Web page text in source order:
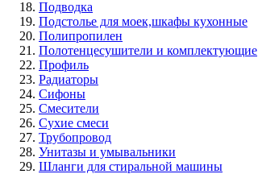
Подводка
Подстолье для моек,шкафы кухонные
Полипропилен
Полотенцесушители и комплектующие
Профиль
Радиаторы
Сифоны
Смесители
Сухие смеси
Трубопровод
Унитазы и умывальники
Шланги для стиральной машины